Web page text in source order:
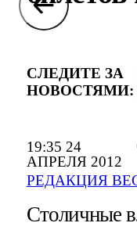
19:35 24
АПРЕЛЯ 2012
РЕДАКЦИЯ
СЛЕДИТЕ ЗА
НОВОСТЯМИ:
Столичные